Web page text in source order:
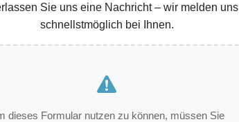
Sie uns eine Nachricht – wir melden uns
schnellstmöglich bei Ihnen.
dieses Formular nutzen zu können, müssen Sie